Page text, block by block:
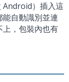
Android）插入這
自動識別並連
，包裝內也有